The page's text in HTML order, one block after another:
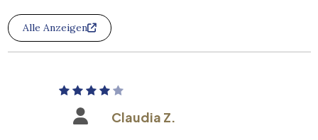
Alle Anzeigen
Claudia Z.